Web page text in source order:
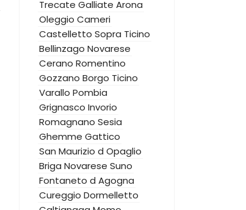
Trecate Galliate Arona
Oleggio Cameri
Castelletto Sopra Ticino
Bellinzago Novarese
Cerano Romentino
Gozzano Borgo Ticino
Varallo Pombia
Grignasco Invorio
Romagnano Sesia
Ghemme Gattico
San Maurizio d Opaglio
Briga Novarese Suno
Fontaneto d Agogna
Cureggio Dormelletto